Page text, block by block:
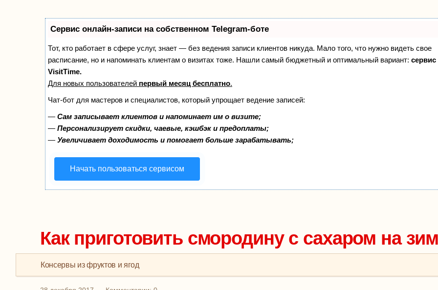
Сервис онлайн-записи на собственном Telegram-боте
Тот, кто работает в сфере услуг, знает — без ведения записи клиентов никуда. Мало того, что нужно видеть свое
расписание, но и напоминать клиентам о визитах тоже. Нашли самый бюджетный и оптимальный вариант: сервис
VisitTime.
Для новых пользователей первый месяц бесплатно.
Чат-бот для мастеров и специалистов, который упрощает ведение записей:
— Сам записывает клиентов и напоминает им о визите;
— Персонализирует скидки, чаевые, кэшбэк и предоплаты;
— Увеличивает доходимость и помогает больше зарабатывать;
Начать пользоваться сервисом
Как приготовить смородину с сахаром на
Консервы из фруктов и ягод